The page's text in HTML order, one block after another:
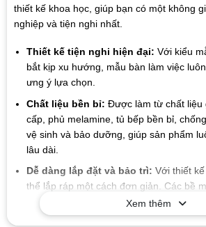
thiết kế khoa học, giúp bạn có một không
nghiệp và tiện nghi nhất.
Thiết kế tiện nghi hiện đại: Với kiểu
bắt kịp xu hướng, mẫu bàn làm việc
ưng ý lựa chọn.
Chất liệu bền bỉ: Được làm từ chất liệu
cấp, phủ melamine, tủ bếp bền bỉ,
vệ sinh và bảo dưỡng, giúp sản phẩm
lâu dài.
Dễ dàng lắp đặt và bảo trì: Với thiết
thể lắp ráp một cách đơn giản. Các bề
sơn chống thấm giúp việc vệ sinh và
Chất liệu và thiết kế
Xem thêm